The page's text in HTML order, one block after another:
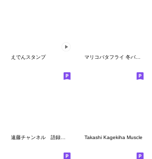
えでんスタンプ マリコバタフライ 冬バージョン
Takashi Kagekiha Muscle